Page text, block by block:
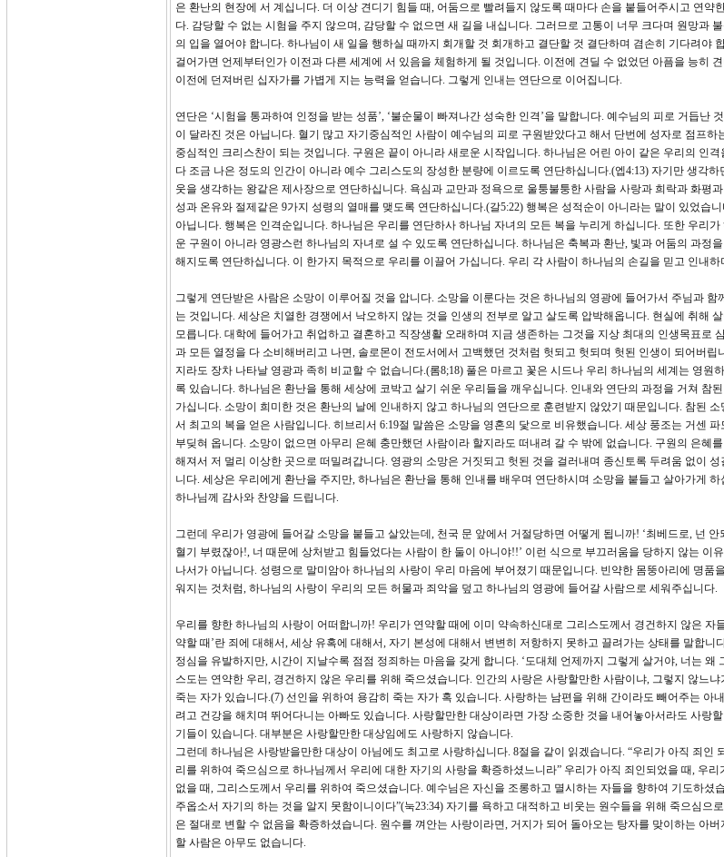
은 환난의 현장에 서 계십니다. 더 이상 견디기 힘들 때, 어둠으로 빨려들지 않도록 때마다 손을 붙들어주시고 연약
다. 감당할 수 없는 시험을 주지 않으며, 감당할 수 없으면 새 길을 내십니다. 그러므로 고통이 너무 크다며 원망과
의 입을 열어야 합니다. 하나님이 새 일을 행하실 때까지 회개할 것 회개하고 결단할 것 결단하며 겸손히 기다려야
걸어가면 언제부터인가 이전과 다른 세계에 서 있음을 체험하게 될 것입니다. 이전에 견딜 수 없었던 아픔을 능히
이전에 던져버린 십자가를 가볍게 지는 능력을 얻습니다. 그렇게 인내는 연단으로 이어집니다.
연단은 ‘시험을 통과하여 인정을 받는 성품’, ‘불순물이 빠져나간 성숙한 인격’을 말합니다. 예수님의 피로 거듭난
이 달라진 것은 아닙니다. 혈기 많고 자기중심적인 사람이 예수님의 피로 구원받았다고 해서 단번에 성자로 점프하
중심적인 크리스찬이 되는 것입니다. 구원은 끝이 아니라 새로운 시작입니다. 하나님은 어린 아이 같은 우리의 인
다 조금 나은 정도의 인간이 아니라 예수 그리스도의 장성한 분량에 이르도록 연단하십니다.(엡4:13) 자기만 생각하
웃을 생각하는 왕같은 제사장으로 연단하십니다. 욕심과 교만과 정욕으로 울퉁불퉁한 사람을 사랑과 희락과 화평
성과 온유와 절제같은 9가지 성령의 열매를 맺도록 연단하십니다.(갈5:22) 행복은 성적순이 아니라는 말이 있었습
아닙니다. 행복은 인격순입니다. 하나님은 우리를 연단하사 하나님 자녀의 모든 복을 누리게 하십니다. 또한 우리가
운 구원이 아니라 영광스런 하나님의 자녀로 설 수 있도록 연단하십니다. 하나님은 축복과 환난, 빛과 어둠의 과정
해지도록 연단하십니다. 이 한가지 목적으로 우리를 이끌어 가십니다. 우리 각 사람이 하나님의 손길을 믿고 인내
그렇게 연단받은 사람은 소망이 이루어질 것을 압니다. 소망을 이룬다는 것은 하나님의 영광에 들어가서 주님과 함
는 것입니다. 세상은 치열한 경쟁에서 낙오하지 않는 것을 인생의 전부로 알고 살도록 압박해옵니다. 현실에 취해
모릅니다. 대학에 들어가고 취업하고 결혼하고 직장생활 오래하며 지금 생존하는 그것을 지상 최대의 인생목표로
과 모든 열정을 다 소비해버리고 나면, 솔로몬이 전도서에서 고백했던 것처럼 헛되고 헛되며 헛된 인생이 되어버립
지라도 장차 나타날 영광과 족히 비교할 수 없습니다.(롬8;18) 풀은 마르고 꽃은 시드나 우리 하나님의 세계는 영원
록 있습니다. 하나님은 환난을 통해 세상에 코박고 살기 쉬운 우리들을 깨우십니다. 인내와 연단의 과정을 거쳐 참
가십니다. 소망이 희미한 것은 환난의 날에 인내하지 않고 하나님의 연단으로 훈련받지 않았기 때문입니다. 참된 소
서 최고의 복을 얻은 사람입니다. 히브리서 6:19절 말씀은 소망을 영혼의 닻으로 비유했습니다. 세상 풍조는 거센 파
부딪혀 옵니다. 소망이 없으면 아무리 은혜 충만했던 사람이라 할지라도 떠내려 갈 수 밖에 없습니다. 구원의 은혜
해져서 저 멀리 이상한 곳으로 떠밀려갑니다. 영광의 소망은 거짓되고 헛된 것을 걸러내며 종신토록 두려움 없이
니다. 세상은 우리에게 환난을 주지만, 하나님은 환난을 통해 인내를 배우며 연단하시며 소망을 붙들고 살아가게 하
하나님께 감사와 찬양을 드립니다.
그런데 우리가 영광에 들어갈 소망을 붙들고 살았는데, 천국 문 앞에서 거절당하면 어떻게 됩니까! ‘최베드로, 넌
혈기 부렸잖아!, 너 때문에 상처받고 힘들었다는 사람이 한 둘이 아니야!!’ 이런 식으로 부끄러움을 당하지 않는 이
나서가 아닙니다. 성령으로 말미암아 하나님의 사랑이 우리 마음에 부어졌기 때문입니다. 빈약한 몸뚱아리에 명품
워지는 것처럼, 하나님의 사랑이 우리의 모든 허물과 죄악을 덮고 하나님의 영광에 들어갈 사람으로 세워주십니다.
우리를 향한 하나님의 사랑이 어떠합니까! 우리가 연약할 때에 이미 약속하신대로 그리스도께서 경건하지 않은 자
약할 때’란 죄에 대해서, 세상 유혹에 대해서, 자기 본성에 대해서 변변히 저항하지 못하고 끌려가는 상태를 말합니
정심을 유발하지만, 시간이 지날수록 점점 정죄하는 마음을 갖게 합니다. ‘도대체 언제까지 그렇게 살거야, 너는 왜
스도는 연약한 우리, 경건하지 않은 우리를 위해 죽으셨습니다. 인간의 사랑은 사랑할만한 사람이냐, 그렇지 않느
죽는 자가 있습니다.(7) 선인을 위하여 용감히 죽는 자가 혹 있습니다. 사랑하는 남편을 위해 간이라도 빼어주는 아
려고 건강을 해치며 뛰어다니는 아빠도 있습니다. 사랑할만한 대상이라면 가장 소중한 것을 내어놓아서라도 사랑
기들이 있습니다. 대부분은 사랑할만한 대상임에도 사랑하지 않습니다.
그런데 하나님은 사랑받을만한 대상이 아님에도 최고로 사랑하십니다. 8절을 같이 읽겠습니다. “우리가 아직 죄인
리를 위하여 죽으심으로 하나님께서 우리에 대한 자기의 사랑을 확증하셨느니라” 우리가 아직 죄인되었을 때, 우리
없을 때, 그리스도께서 우리를 위하여 죽으셨습니다. 예수님은 자신을 조롱하고 멸시하는 자들을 향하여 기도하셨
주옵소서 자기의 하는 것을 알지 못함이니이다”(눅23:34) 자기를 욕하고 대적하고 비웃는 원수들을 위해 죽으심으
은 절대로 변할 수 없음을 확증하셨습니다. 원수를 껴안는 사랑이라면, 거지가 되어 돌아오는 탕자를 맞이하는 아
할 사람은 아무도 없습니다.